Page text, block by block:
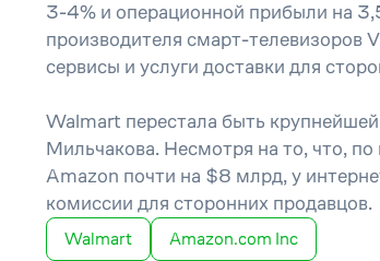
3-4% и операционной прибыли на
производителя смарт-телевизоров
сервисы и услуги доставки для
Walmart перестала быть
Мильчакова. Несмотря на то, что,
Amazon почти на $8 млрд, у
комиссии для сторонних продавцов.
Walmart Amazon.com Inc